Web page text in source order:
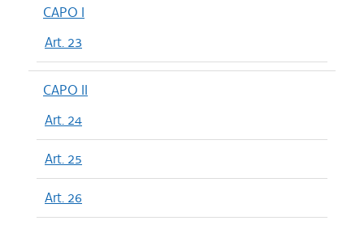
CAPO I
Art. 23
CAPO II
Art. 24
Art. 25
Art. 26